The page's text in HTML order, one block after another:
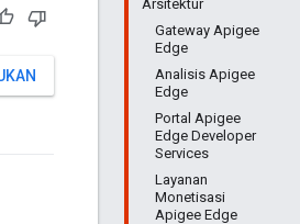
Arsitektur
Gateway Apigee
Edge
Analisis Apigee
Edge
Portal Apigee
Edge Developer
Services
Layanan
Monetisasi
Apigee Edge